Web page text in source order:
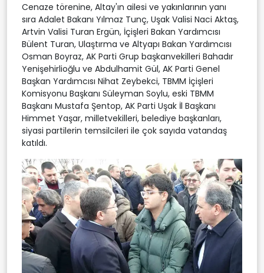
Cenaze törenine, Altay'ın ailesi ve yakınlarının yanı
sıra Adalet Bakanı Yılmaz Tunç, Uşak Valisi Naci Aktaş,
Artvin Valisi Turan Ergün, İçişleri Bakan Yardımcısı
Bülent Turan, Ulaştırma ve Altyapı Bakan Yardımcısı
Osman Boyraz, AK Parti Grup başkanvekilleri Bahadır
Yenişehirlioğlu ve Abdulhamit Gül, AK Parti Genel
Başkan Yardımcısı Nihat Zeybekci, TBMM İçişleri
Komisyonu Başkanı Süleyman Soylu, eski TBMM
Başkanı Mustafa Şentop, AK Parti Uşak İl Başkanı
Himmet Yaşar, milletvekilleri, belediye başkanları,
siyasi partilerin temsilcileri ile çok sayıda vatandaş
katıldı.